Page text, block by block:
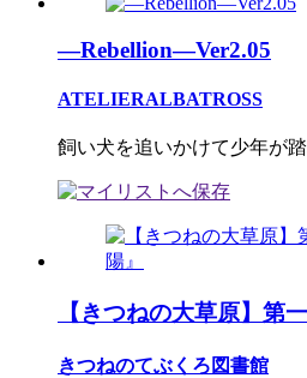
―Rebellion―Ver2.05
ATELIERALBATROSS
飼い犬を追いかけて少年が
【きつねの大草原】第
きつねのてぶくろ図書館